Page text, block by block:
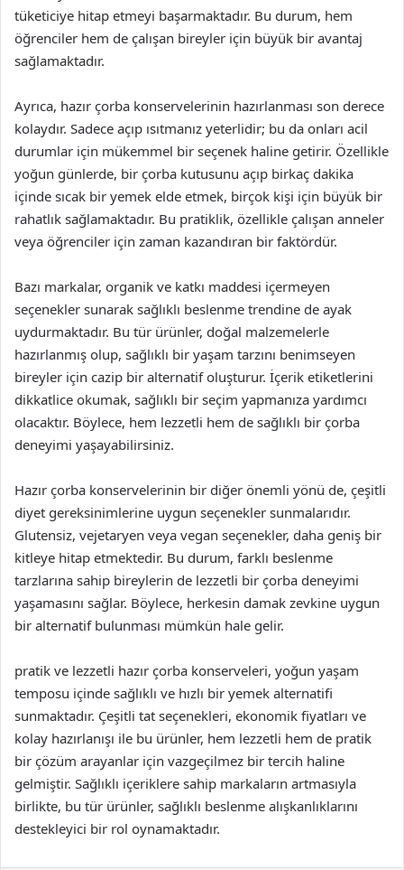
tüketiciye hitap etmeyi başarmaktadır. Bu durum, hem
öğrenciler hem de çalışan bireyler için büyük bir avantaj
sağlamaktadır.
Ayrıca, hazır çorba konservelerinin hazırlanması son derece
kolaydır. Sadece açıp ısıtmanız yeterlidir; bu da onları acil
durumlar için mükemmel bir seçenek haline getirir. Özellikle
yoğun günlerde, bir çorba kutusunu açıp birkaç dakika
içinde sıcak bir yemek elde etmek, birçok kişi için büyük bir
rahatlık sağlamaktadır. Bu pratiklik, özellikle çalışan anneler
veya öğrenciler için zaman kazandıran bir faktördür.
Bazı markalar, organik ve katkı maddesi içermeyen
seçenekler sunarak sağlıklı beslenme trendine de ayak
uydurmaktadır. Bu tür ürünler, doğal malzemelerle
hazırlanmış olup, sağlıklı bir yaşam tarzını benimseyen
bireyler için cazip bir alternatif oluşturur. İçerik etiketlerini
dikkatlice okumak, sağlıklı bir seçim yapmanıza yardımcı
olacaktır. Böylece, hem lezzetli hem de sağlıklı bir çorba
deneyimi yaşayabilirsiniz.
Hazır çorba konservelerinin bir diğer önemli yönü de, çeşitli
diyet gereksinimlerine uygun seçenekler sunmalarıdır.
Glutensiz, vejetaryen veya vegan seçenekler, daha geniş bir
kitleye hitap etmektedir. Bu durum, farklı beslenme
tarzlarına sahip bireylerin de lezzetli bir çorba deneyimi
yaşamasını sağlar. Böylece, herkesin damak zevkine uygun
bir alternatif bulunması mümkün hale gelir.
pratik ve lezzetli hazır çorba konserveleri, yoğun yaşam
temposu içinde sağlıklı ve hızlı bir yemek alternatifi
sunmaktadır. Çeşitli tat seçenekleri, ekonomik fiyatları ve
kolay hazırlanışı ile bu ürünler, hem lezzetli hem de pratik
bir çözüm arayanlar için vazgeçilmez bir tercih haline
gelmiştir. Sağlıklı içeriklere sahip markaların artmasıyla
birlikte, bu tür ürünler, sağlıklı beslenme alışkanlıklarını
destekleyici bir rol oynamaktadır.